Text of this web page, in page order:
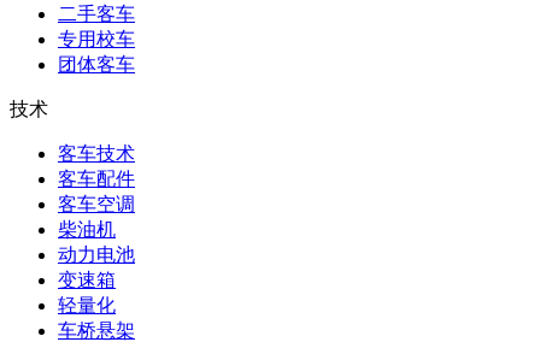
二手客车
专用校车
团体客车
技术
客车技术
客车配件
客车空调
柴油机
动力电池
变速箱
轻量化
车桥悬架